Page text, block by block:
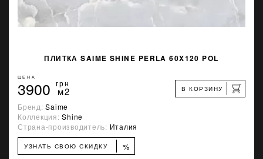
ПЛИТКА SAIME SHINE PERLA 60X120 POL
ЦЕНА
3900 грн
м2 В КОРЗИНУ
Бренд:Saime
Коллекция:Shine
Страна-производитель: Италия
УЗНАТЬ СВОЮ СКИДКУ %